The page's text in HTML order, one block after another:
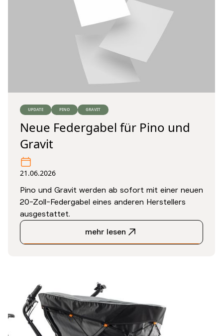
UPDATE PINO GRAVIT
Neue Federgabel für Pino und
Gravit
21.06.2026
Pino und Gravit werden ab sofort mit einer neuen
20-Zoll-Federgabel eines anderen Herstellers
ausgestattet.
mehr lesen